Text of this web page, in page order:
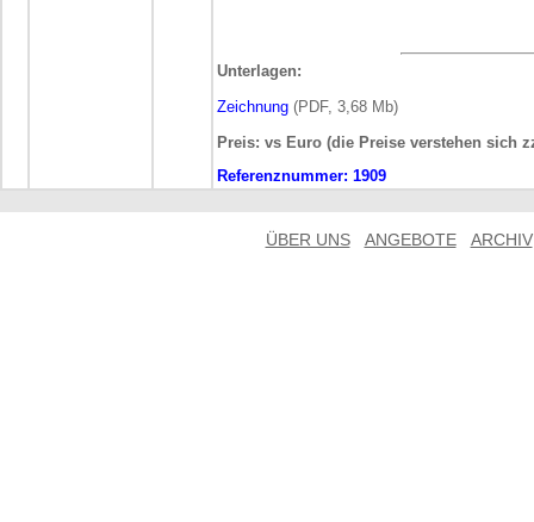
Unterlagen:
Zeichnung (PDF, 3,68 Mb)
Preis: vs Euro (die Preise verstehen sich
Referenznummer: 1909
ÜBER UNS ANGEBOTE ARCHIV